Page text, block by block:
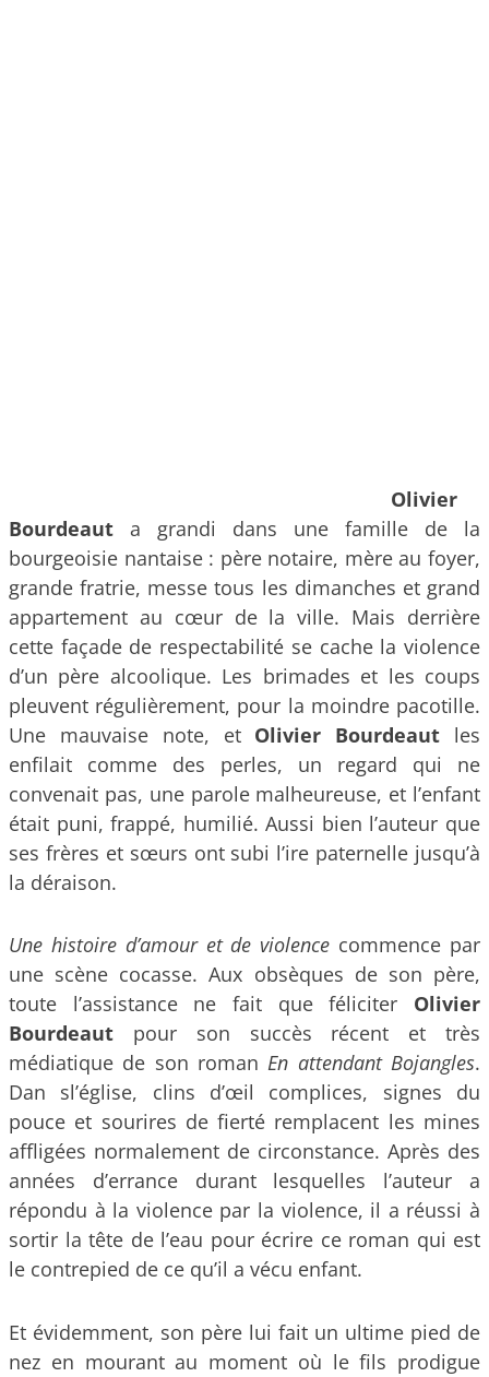
Olivier
Bourdeaut a grandi dans une famille de la
bourgeoisie nantaise : père notaire, mère au foyer,
grande fratrie, messe tous les dimanches et grand
appartement au cœur de la ville. Mais derrière
cette façade de respectabilité se cache la violence
d’un père alcoolique. Les brimades et les coups
pleuvent régulièrement, pour la moindre pacotille.
Une mauvaise note, et Olivier Bourdeaut les
enfilait comme des perles, un regard qui ne
convenait pas, une parole malheureuse, et l’enfant
était puni, frappé, humilié. Aussi bien l’auteur que
ses frères et sœurs ont subi l’ire paternelle jusqu’à
la déraison.
Une histoire d’amour et de violence commence par
une scène cocasse. Aux obsèques de son père,
toute l’assistance ne fait que féliciter Olivier
Bourdeaut pour son succès récent et très
médiatique de son romanEn attendant Bojangles.
Dan sl’église, clins d’œil complices, signes du
pouce et sourires de fierté remplacent les mines
affligées normalement de circonstance. Après des
années d’errance durant lesquelles l’auteur a
répondu à la violence par la violence, il a réussi à
sortir la tête de l’eau pour écrire ce roman qui est
le contrepied de ce qu’il a vécu enfant.
Et évidemment, son père lui fait un ultime pied de
nez en mourant au moment où le fils prodigue